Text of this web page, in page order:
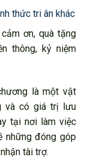
thức tri ân khác
ơn, quà tặng
thông, kỷ niệm
là một vật
và có giá trị lưu
tại nơi làm việc
những đóng góp
tài trợ.